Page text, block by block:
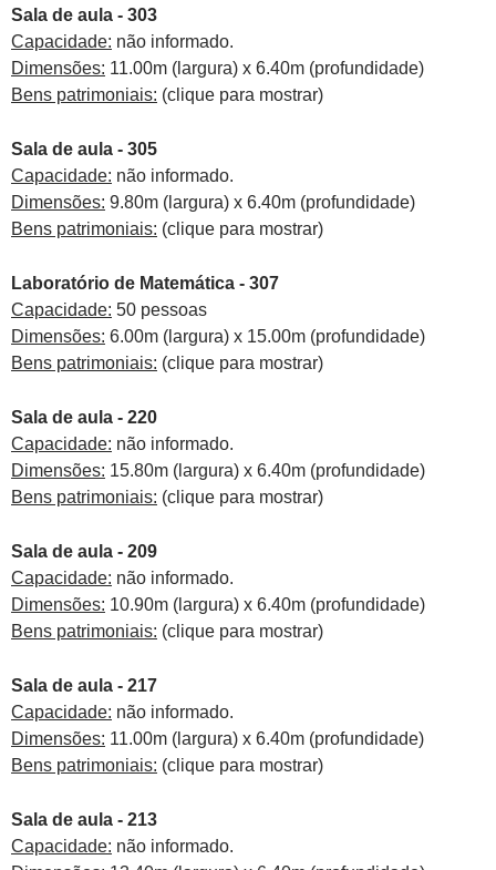
Sala de aula - 303
Capacidade: não informado.
Dimensões: 11.00m (largura) x 6.40m (profundidade)
Bens patrimoniais: (clique para mostrar)
Sala de aula - 305
Capacidade: não informado.
Dimensões: 9.80m (largura) x 6.40m (profundidade)
Bens patrimoniais: (clique para mostrar)
Laboratório de Matemática - 307
Capacidade: 50 pessoas
Dimensões: 6.00m (largura) x 15.00m (profundidade)
Bens patrimoniais: (clique para mostrar)
Sala de aula - 220
Capacidade: não informado.
Dimensões: 15.80m (largura) x 6.40m (profundidade)
Bens patrimoniais: (clique para mostrar)
Sala de aula - 209
Capacidade: não informado.
Dimensões: 10.90m (largura) x 6.40m (profundidade)
Bens patrimoniais: (clique para mostrar)
Sala de aula - 217
Capacidade: não informado.
Dimensões: 11.00m (largura) x 6.40m (profundidade)
Bens patrimoniais: (clique para mostrar)
Sala de aula - 213
Capacidade: não informado.